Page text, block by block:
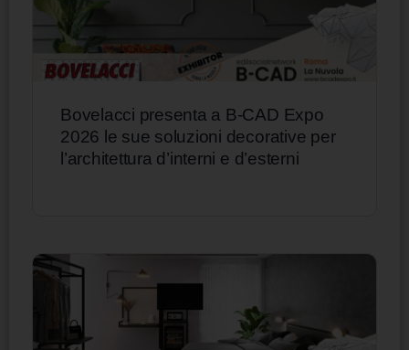
Bovelacci presenta a B-CAD Expo
2026 le sue soluzioni decorative per
l’architettura d’interni e d’esterni